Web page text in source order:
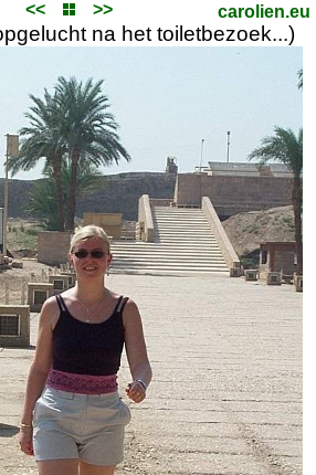
<< >> carolien.eu
na het toiletbezoek...)